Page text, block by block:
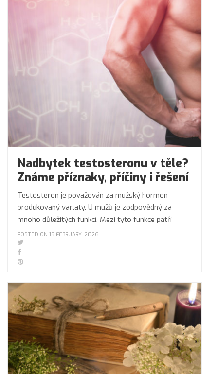
Nadbytek testosteronu v těle?
Známe příznaky, příčiny i řešení
Testosteron je považován za mužský hormon
produkovaný varlaty. U mužů je zodpovědný za
mnoho důležitých funkcí. Mezi tyto funkce patří
POSTED ON 15 FEBRUARY, 2026